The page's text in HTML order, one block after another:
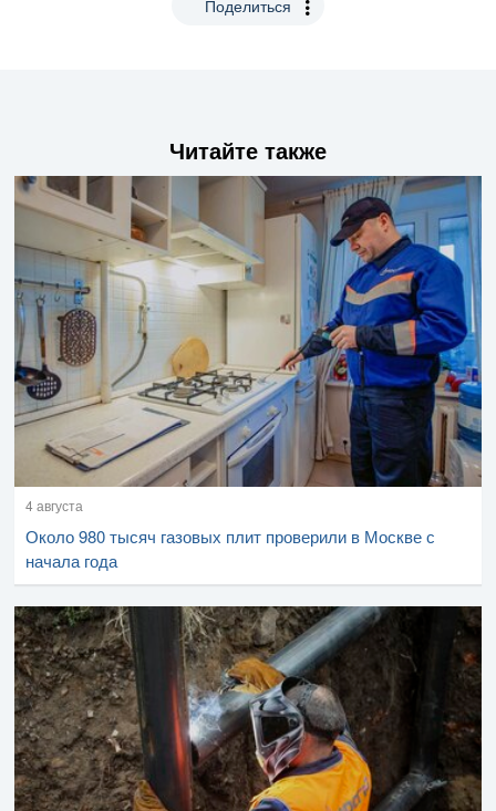
Поделиться
Читайте также
4 августа
Около 980 тысяч газовых плит проверили в Москве с
начала года